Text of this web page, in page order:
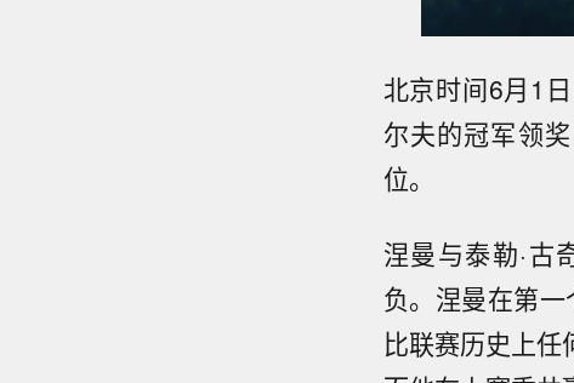
北京时间6月1
尔夫的冠军领
位。
涅曼与泰勒·古
负。涅曼在第
比联赛历史上任